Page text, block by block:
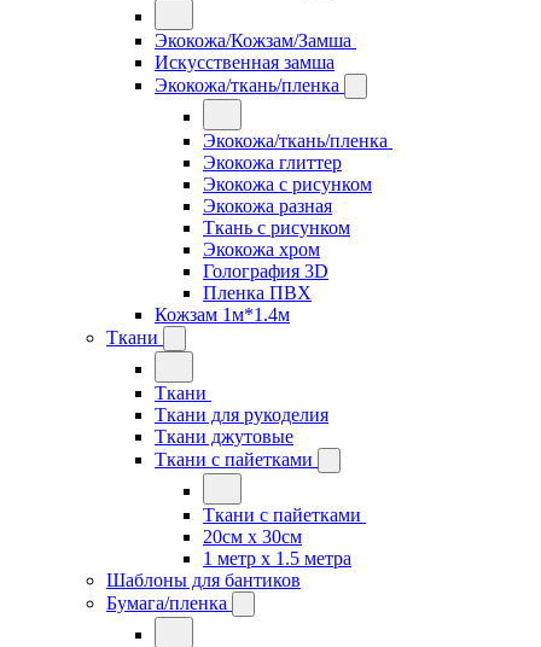
Экокожа/Кожзам/Замша
Искусственная замша
Экокожа/ткань/пленка
Экокожа/ткань/пленка
Экокожа глиттер
Экокожа с рисунком
Экокожа разная
Ткань с рисунком
Экокожа хром
Голография 3D
Пленка ПВХ
Кожзам 1м*1.4м
Ткани
Ткани
Ткани для рукоделия
Ткани джутовые
Ткани с пайетками
Ткани с пайетками
20см х 30см
1 метр х 1.5 метра
Шаблоны для бантиков
Бумага/пленка